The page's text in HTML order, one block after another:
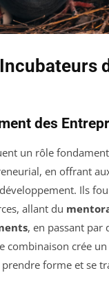
des
un rôle
en offrant
Ils
allant du
, en passant par
combinaison crée
forme et se